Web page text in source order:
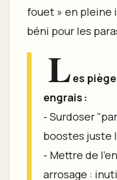
fouet » en pleine
béni pour les
Les
engrais :
- Surdoser
boostes juste
- Mettre de
arrosage :